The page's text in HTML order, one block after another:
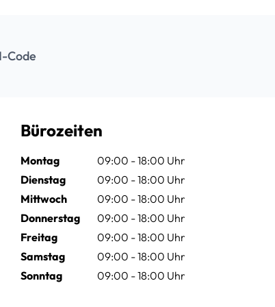
Code
Bürozeiten
Montag
09:00 - 18:00 Uhr
Dienstag
09:00 - 18:00 Uhr
Mittwoch
09:00 - 18:00 Uhr
Donnerstag
09:00 - 18:00 Uhr
Freitag
09:00 - 18:00 Uhr
Samstag
09:00 - 18:00 Uhr
Sonntag
09:00 - 18:00 Uhr